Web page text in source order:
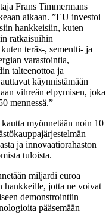
Frans Timmermans
aikaan. ”EU investoi
hankkeisiin, kuten
ratkaisuihin
teräs-, sementti- ja
varastointia,
talteenottoa ja
käynnistämään
vihreän elpymisen, joka
mennessä.”
myönnetään noin 10
ja innovaatiorahaston
tuloista.
miljardi euroa
hankkeille, jotta ne voivat
demonstrointiin
pääsemään